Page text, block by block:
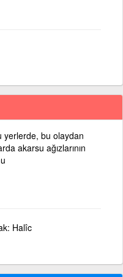
yerlerde, bu olaydan
akarsu ağızlarının
Halîc